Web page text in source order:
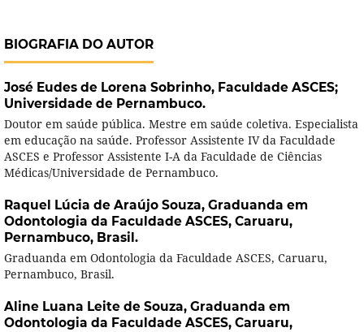
BIOGRAFIA DO AUTOR
José Eudes de Lorena Sobrinho, Faculdade ASCES;
Universidade de Pernambuco.
Doutor em saúde pública. Mestre em saúde coletiva. Especialista
em educação na saúde. Professor Assistente IV da Faculdade
ASCES e Professor Assistente I-A da Faculdade de Ciências
Médicas/Universidade de Pernambuco.
Raquel Lúcia de Araújo Souza, Graduanda em
Odontologia da Faculdade ASCES, Caruaru,
Pernambuco, Brasil.
Graduanda em Odontologia da Faculdade ASCES, Caruaru,
Pernambuco, Brasil.
Aline Luana Leite de Souza, Graduanda em
Odontologia da Faculdade ASCES, Caruaru,